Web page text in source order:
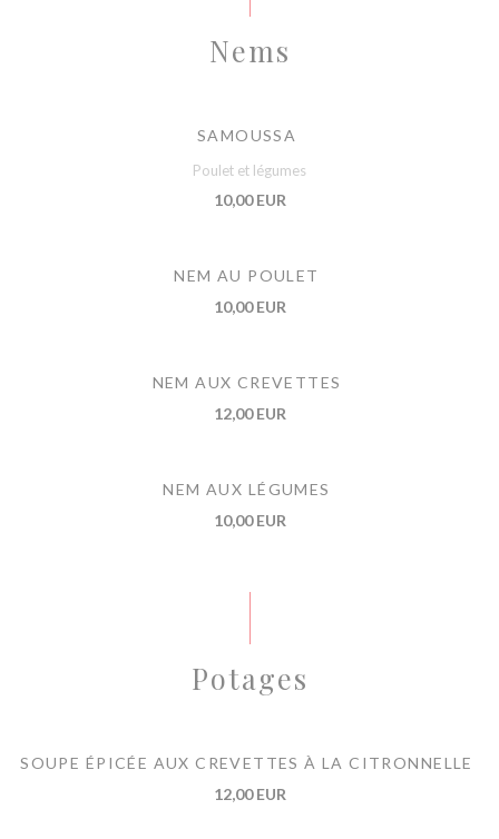
Nems
SAMOUSSA
Poulet et légumes
10,00 EUR
NEM AU POULET
10,00 EUR
NEM AUX CREVETTES
12,00 EUR
NEM AUX LÉGUMES
10,00 EUR
Potages
SOUPE ÉPICÉE AUX CREVETTES À LA CITRONNELLE
12,00 EUR